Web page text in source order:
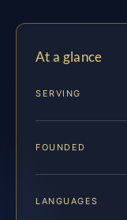
At a glance
SERVING
FOUNDED
LANGUAGES